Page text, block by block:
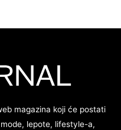
magazina koji će postati
lepote, lifestyle-a,